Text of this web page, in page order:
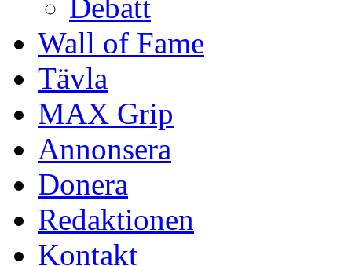
Debatt
Wall of Fame
Tävla
MAX Grip
Annonsera
Donera
Redaktionen
Kontakt